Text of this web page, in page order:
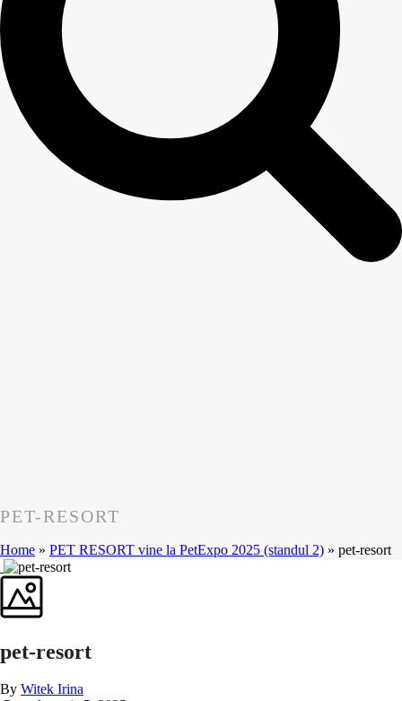
PET-RESORT
Home » PET RESORT vine la PetExpo 2025 (standul 2) » pet-resort
pet-resort
By Witek Irina